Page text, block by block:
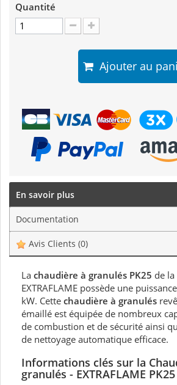
Quantité
Ajouter au
En savoir plus
Documentation
Avis Clients (0)
La chaudière à granulés PK25 de
EXTRAFLAME possède une
kW. Cette chaudière à granulés
émaillé est équipée de nombreux
de combustion et de sécurité ainsi
de nettoyage automatique efficace.
Informations clés sur la
granulés - EXTRAFLAME PK25